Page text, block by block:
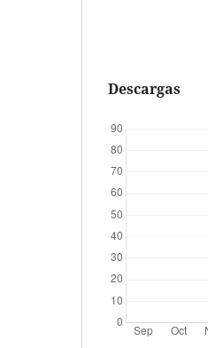
Descargas